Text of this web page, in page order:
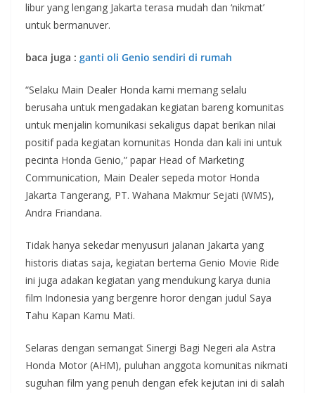
libur yang lengang Jakarta terasa mudah dan ‘nikmat’
untuk bermanuver.
baca juga : ganti oli Genio sendiri di rumah
“Selaku Main Dealer Honda kami memang selalu
berusaha untuk mengadakan kegiatan bareng komunitas
untuk menjalin komunikasi sekaligus dapat berikan nilai
positif pada kegiatan komunitas Honda dan kali ini untuk
pecinta Honda Genio,” papar Head of Marketing
Communication, Main Dealer sepeda motor Honda
Jakarta Tangerang, PT. Wahana Makmur Sejati (WMS),
Andra Friandana.
Tidak hanya sekedar menyusuri jalanan Jakarta yang
historis diatas saja, kegiatan bertema Genio Movie Ride
ini juga adakan kegiatan yang mendukung karya dunia
film Indonesia yang bergenre horor dengan judul Saya
Tahu Kapan Kamu Mati.
Selaras dengan semangat Sinergi Bagi Negeri ala Astra
Honda Motor (AHM), puluhan anggota komunitas nikmati
suguhan film yang penuh dengan efek kejutan ini di salah